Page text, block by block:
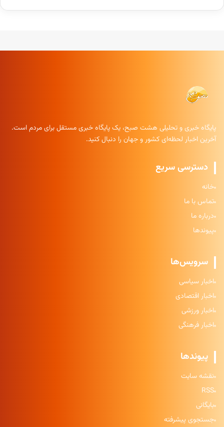
پایگاه خبری و تحلیلی هشت صبح، یک پایگاه خبری مستقل برای مردم است.
آخرین اخبار لحظه‌ای کشور و جهان را دنبال کنید.
دسترسی سریع
خانه
تماس با ما
درباره ما
پیوندها
سرویس‌ها
اخبار سیاسی
اخبار اقتصادی
اخبار ورزشی
اخبار فرهنگی
پیوندها
نقشه سایت
RSS
بایگانی
جستجوی پیشرفته